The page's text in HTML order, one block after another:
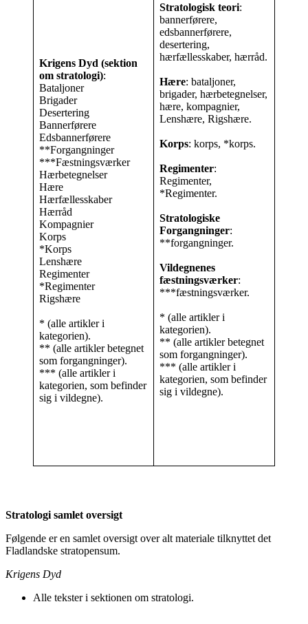
Krigens Dyd (sektion
om stratologi):
Bataljoner
Brigader
Desertering
Bannerførere
Edsbannerførere
**Forgangninger
***Fæstningsværker
Hærbetegnelser
Hære
Hærfællesskaber
Hærråd
Kompagnier
Korps
*Korps
Lenshære
Regimenter
*Regimenter
Rigshære
* (alle artikler i
kategorien).
** (alle artikler betegnet
som forgangninger).
*** (alle artikler i
kategorien, som befinder
sig i vildegne).
Stratologisk teori:
bannerførere,
edsbannerførere,
desertering,
hærfællesskaber, hærråd.
Hære: bataljoner,
brigader, hærbetegnelser,
hære, kompagnier,
Lenshære, Rigshære.
Korps: korps, *korps.
Regimenter:
Regimenter,
*Regimenter.
Stratologiske
Forgangninger:
**forgangninger.
Vildegnenes
fæstningsværker:
***fæstningsværker.
* (alle artikler i
kategorien).
** (alle artikler betegnet
som forgangninger).
*** (alle artikler i
kategorien, som befinder
sig i vildegne).
Stratologi samlet oversigt
Følgende er en samlet oversigt over alt materiale tilknyttet det
Fladlandske stratopensum.
Krigens Dyd
Alle tekster i sektionen om stratologi.